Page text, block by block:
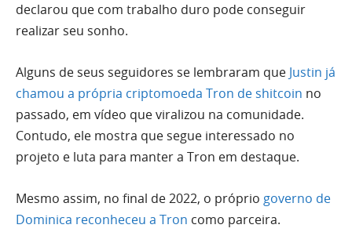
declarou que com trabalho duro pode conseguir
realizar seu sonho.
Alguns de seus seguidores se lembraram que Justin já
chamou a própria criptomoeda Tron de shitcoin no
passado, em vídeo que viralizou na comunidade.
Contudo, ele mostra que segue interessado no
projeto e luta para manter a Tron em destaque.
Mesmo assim, no final de 2022, o próprio governo de
Dominica reconheceu a Tron como parceira.